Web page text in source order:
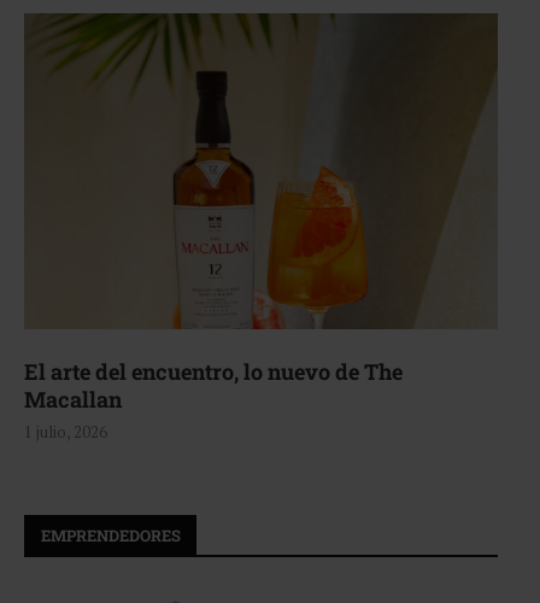
Tiempo de celebrar con GUESS Watches
1 julio, 2026